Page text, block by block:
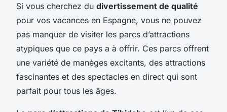
Si vous cherchez du divertissement de qualité
pour vos vacances en Espagne, vous ne pouvez
pas manquer de visiter les parcs d’attractions
atypiques que ce pays a à offrir. Ces parcs offrent
une variété de manèges excitants, des attractions
fascinantes et des spectacles en direct qui sont
parfait pour tous les âges.